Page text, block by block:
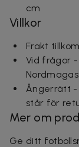
cm
Villkor
Frakt
Vid frågor
Ångerrätt -
står för
Mer om
Ge ditt